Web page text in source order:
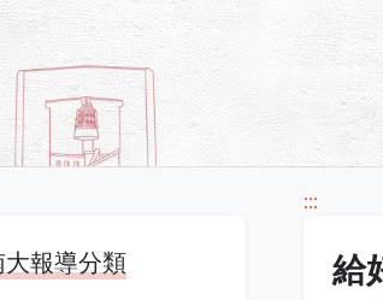
:::
給
大報導分類